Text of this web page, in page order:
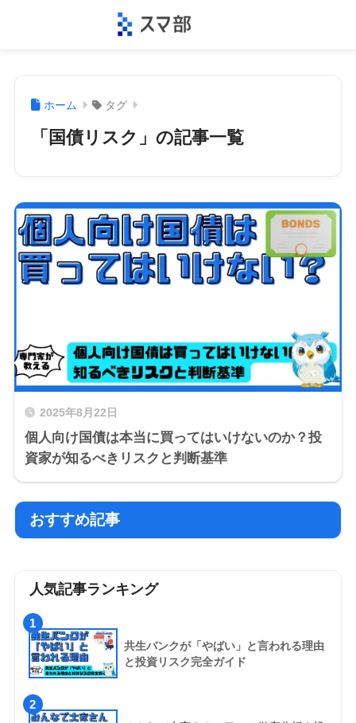
ホーム タグ
「国債リスク」の記事一覧
2025年8月22日
個人向け国債は本当に買ってはいけないのか？投
資家が知るべきリスクと判断基準
おすすめ記事
人気記事ランキング
1
共生バンクが「やばい」と言われる理由
と投資リスク完全ガイド
2